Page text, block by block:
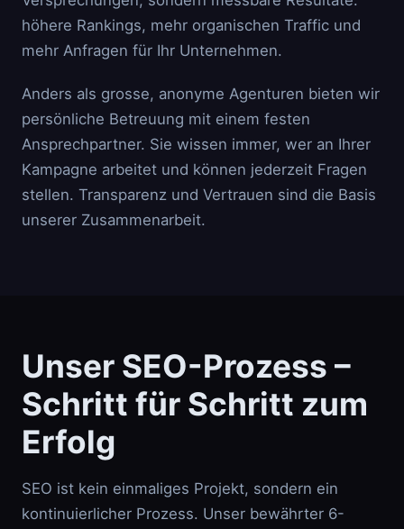
höhere Rankings, mehr organischen Traffic und
mehr Anfragen für Ihr Unternehmen.
Anders als grosse, anonyme Agenturen bieten wir
persönliche Betreuung mit einem festen
Ansprechpartner. Sie wissen immer, wer an Ihrer
Kampagne arbeitet und können jederzeit Fragen
stellen. Transparenz und Vertrauen sind die Basis
unserer Zusammenarbeit.
Unser SEO-Prozess –
Schritt für Schritt zum
Erfolg
SEO ist kein einmaliges Projekt, sondern ein
kontinuierlicher Prozess. Unser bewährter 6-